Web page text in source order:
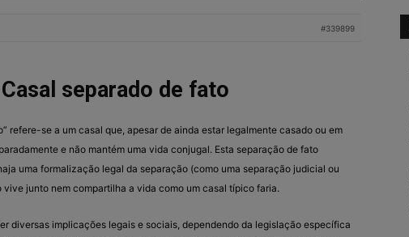
#339899
Casal separado de fato
refere-se a um casal que, apesar de ainda estar legalmente casado ou em
e não mantém uma vida conjugal. Esta separação de fato
uma formalização legal da separação (como uma separação judicial ou
vive junto nem compartilha a vida como um casal típico faria.
diversas implicações legais e sociais, dependendo da legislação específica